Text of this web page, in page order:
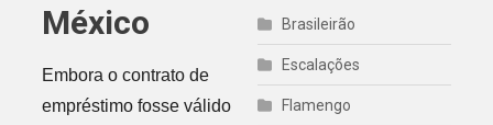
México
Embora o contrato de
empréstimo fosse válido
Brasileirão
Escalações
Flamengo